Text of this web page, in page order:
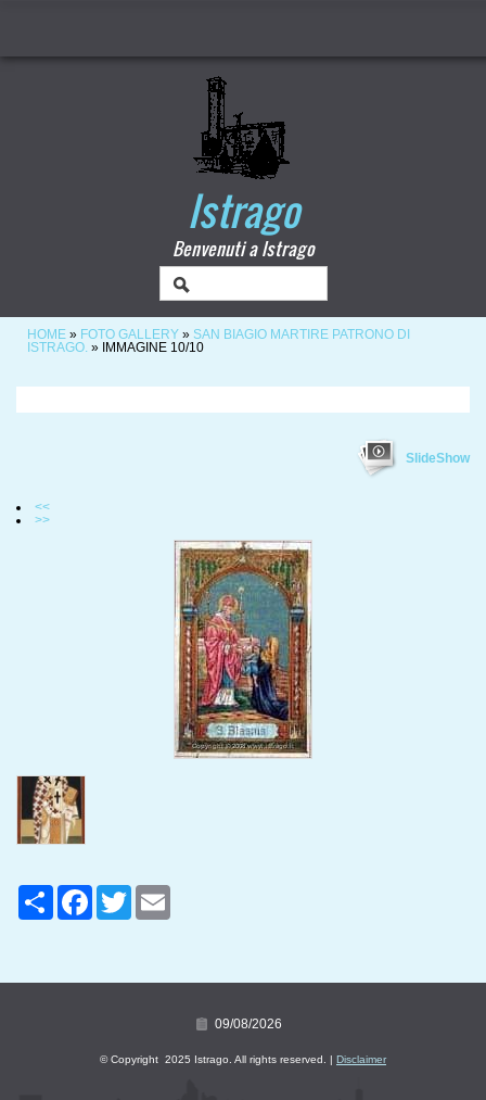
Istrago
Benvenuti a Istrago
HOME » FOTO GALLERY » SAN BIAGIO MARTIRE PATRONO DI
ISTRAGO. » IMMAGINE 10/10
SlideShow
<<
>>
Share FacebookTwitter
09/08/2026
© Copyright 2025 Istrago. All rights reserved. | Disclaimer